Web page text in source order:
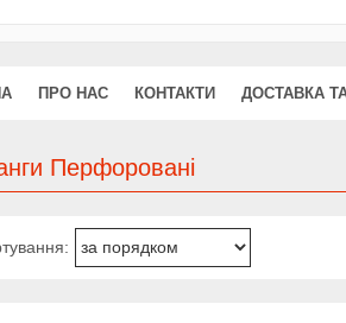
ПРО НАС КОНТАКТИ ДОСТАВКА
Перфоровані